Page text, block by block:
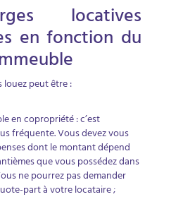
locatives
en fonction du
peut être :
en copropriété : c’est
fréquente. Vous devez vous
dont le montant dépend
que vous possédez dans
ne pourrez pas demander
part à votre locataire ;